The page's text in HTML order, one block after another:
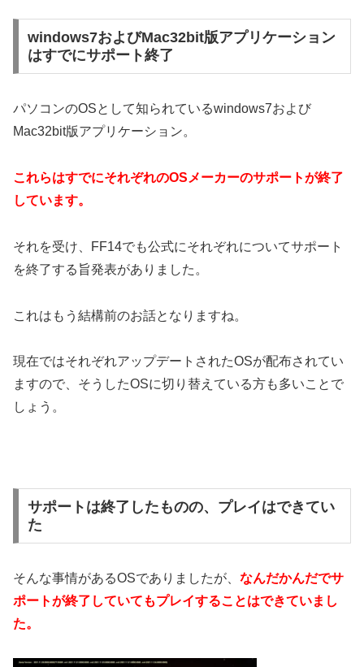
windows7およびMac32bit版アプリケーション
はすでにサポート終了
パソコンのOSとして知られているwindows7および
Mac32bit版アプリケーション。
これらはすでにそれぞれのOSメーカーのサポートが終了
しています。
それを受け、FF14でも公式にそれぞれについてサポート
を終了する旨発表がありました。
これはもう結構前のお話となりますね。
現在ではそれぞれアップデートされたOSが配布されてい
ますので、そうしたOSに切り替えている方も多いことで
しょう。
サポートは終了したものの、プレイはできてい
た
そんな事情があるOSでありましたが、 なんだかんだでサ
ポートが終了していてもプレイすることはできていまし
た。